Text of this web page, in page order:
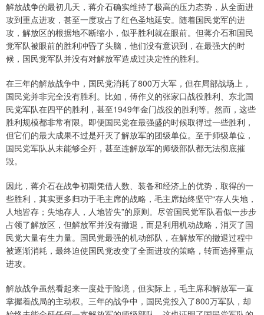
解放战争的最初几天，蒋介石确实维持了极高的压力态势，从全面进
攻到重点进攻，甚至一度攻占了红色圣地延安。随着国民党军的进
攻，解放区的根据地不断缩小，似乎胜利就在眼前。但蒋介石和国民
党军队被眼前的胜利冲昏了头脑，他们没有意识到，在最强大的时
候，国民党军队并没有对解放军造成过决定性的胜利。
在三年的解放战争中，国民党消耗了800万大军，但在局部战场上，
国民党并非完全没有胜利。比如，傅作义的张家口战役胜利、东北国
民党军队在四平的胜利，甚至1949年金门战役的胜利等。然而，这些
胜利规模都非常有限。即便国民党在最强盛的时候取得过一些胜利，
但它们的最大成果不过是歼灭了解放军的团级单位。至于师级单位，
国民党军队从未能够全歼，甚至连解放军的师级部队都无法彻底摧
毁。
因此，蒋介石在战争初期凭借人数、装备和经济上的优势，取得的一
些胜利，其实更多归功于毛主席的战略，毛主席始终坚守“存人失地，
人地皆存；失地存人，人地皆失”的原则。尽管国民党军队看似一步步
占领了解放区，但解放军并没有撤退，而是利用机动战略，消灭了国
民党大量有生力量。国民党最强的机动部队，在解放军的撤退过程中
被逐渐消耗，最终迫使国民党改变了全面进攻的策略，转而选择重点
进攻。
解放战争虽然看起来一度处于险境，但实际上，毛主席和解放军一直
掌握着战局的主动权。三年的战争中，国民党投入了800万军队，却